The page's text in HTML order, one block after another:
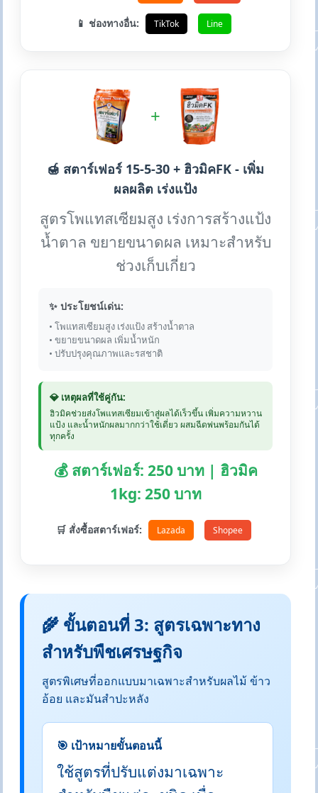
📱 ช่องทางอื่น: TikTok Line
+
🍯 สตาร์เฟอร์ 15-5-30 + ฮิวมิคFK - เพิ่ม
ผลผลิต เร่งแป้ง
สูตรโพแทสเซียมสูง เร่งการสร้างแป้ง
น้ำตาล ขยายขนาดผล เหมาะสำหรับ
ช่วงเก็บเกี่ยว
✨ ประโยชน์เด่น:
• โพแทสเซียมสูง เร่งแป้ง สร้างน้ำตาล
• ขยายขนาดผล เพิ่มน้ำหนัก
• ปรับปรุงคุณภาพและรสชาติ
💎 เหตุผลที่ใช้คู่กัน:
ฮิวมิคช่วยส่งโพแทสเซียมเข้าสู่ผลได้เร็วขึ้น เพิ่มความหวาน
แป้ง และน้ำหนักผลมากกว่าใช้เดี่ยว ผสมฉีดพ่นพร้อมกันได้
ทุกครั้ง
💰 สตาร์เฟอร์: 250 บาท | ฮิวมิค
1kg: 250 บาท
🛒 สั่งซื้อสตาร์เฟอร์: Lazada Shopee
🌾 ขั้นตอนที่ 3: สูตรเฉพาะทาง
สำหรับพืชเศรษฐกิจ
สูตรพิเศษที่ออกแบบมาเฉพาะสำหรับผลไม้ ข้าว
อ้อย และมันสำปะหลัง
🎯 เป้าหมายขั้นตอนนี้
ใช้สูตรที่ปรับแต่งมาเฉพาะ